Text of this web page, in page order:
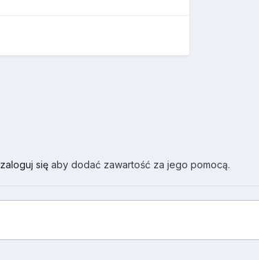
zaloguj sięaby dodać zawartość za jego pomocą.